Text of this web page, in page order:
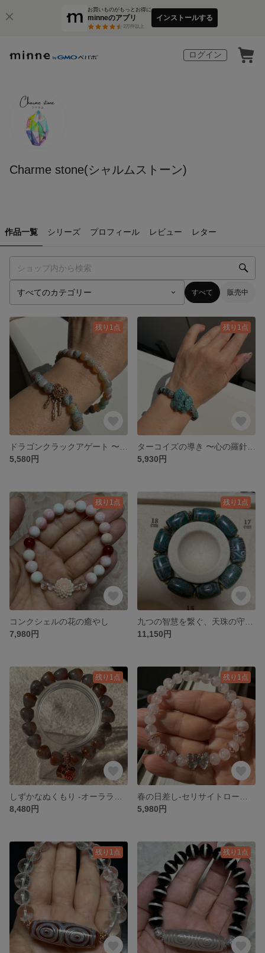
お買いものがもっとお得に
minneのアプリ
3万件以上
インストールする
ログイン
Charme stone(シャルムストーン)
作品一覧 シリーズ プロフィール レビュー レター
すべて 販売中
残り1点
5,580円
残り1点
5,930円
残り1点
コンクシェルの花の癒やし
7,980円
残り1点
11,150円
残り1点
8,480円
残り1点
5,980円
残り1点 残り1点